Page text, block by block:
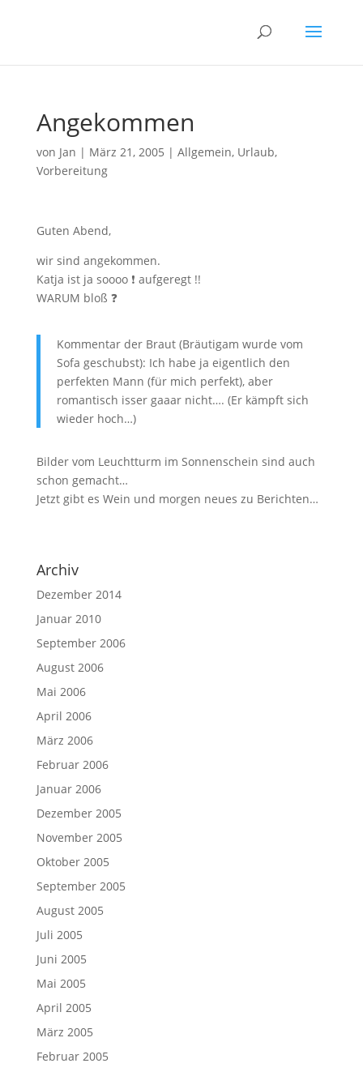
Angekommen
von Jan | März 21, 2005 | Allgemein, Urlaub,
Vorbereitung
Guten Abend,
wir sind angekommen.
Katja ist ja soooo ❗ aufgeregt !!
WARUM bloß ❓
Kommentar der Braut (Bräutigam wurde vom
Sofa geschubst): Ich habe ja eigentlich den
perfekten Mann (für mich perfekt), aber
romantisch isser gaaar nicht…. (Er kämpft sich
wieder hoch…)
Bilder vom Leuchtturm im Sonnenschein sind auch
schon gemacht…
Jetzt gibt es Wein und morgen neues zu Berichten…
Archiv
Dezember 2014
Januar 2010
September 2006
August 2006
Mai 2006
April 2006
März 2006
Februar 2006
Januar 2006
Dezember 2005
November 2005
Oktober 2005
September 2005
August 2005
Juli 2005
Juni 2005
Mai 2005
April 2005
März 2005
Februar 2005